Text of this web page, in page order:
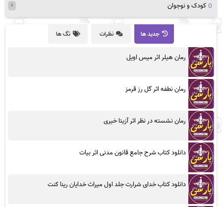
کودک و نوجوان 4
جدید ها نظرات تگ ها
رمان هیلر اثر میس اویل
رمان نطفه اثر گل رز قرمز
رمان نشسته در نظر اثر آزیتا خیری
دانلود کتاب شرح جامع قانون مدنی اثر بیات
دانلود کتاب خدای شرارت جلد اول میراث خدایان رینا کنت